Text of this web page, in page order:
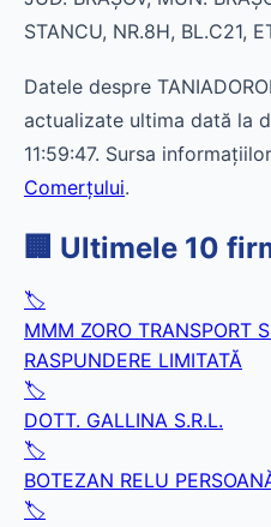
STANCU, NR.8H, BL.C21,
Datele despre
actualizate ultima dată la
11:59:47. Sursa
Comerțului.
🏢 Ultimele 10
🏷️
MMM ZORO TRANSPORT
RASPUNDERE LIMITATĂ
🏷️
DOTT. GALLINA S.R.L.
🏷️
BOTEZAN RELU
🏷️